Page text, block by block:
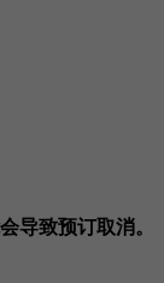
导致预订取消。